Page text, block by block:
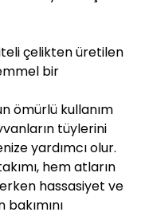
çelikten üretilen
bir
ömürlü kullanım
tüylerini
yardımcı olur.
hem atların
hassasiyet ve